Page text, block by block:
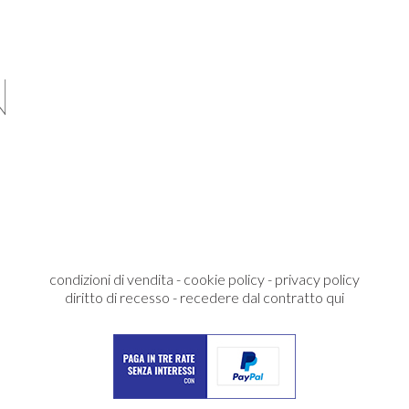
condizioni di vendita - cookie policy- privacy policy
diritto di recesso - recedere dal contratto qui